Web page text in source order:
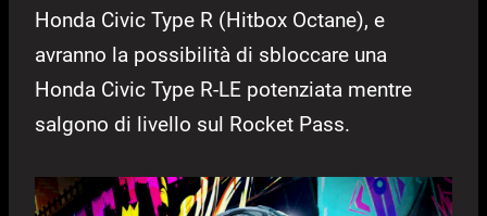
Honda Civic Type R (Hitbox Octane), e
avranno la possibilità di sbloccare una
Honda Civic Type R-LE potenziata mentre
salgono di livello sul Rocket Pass.